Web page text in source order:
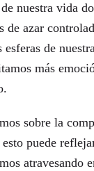
nuestra vida
de azar
de
más
sobre la
puede
atravesando